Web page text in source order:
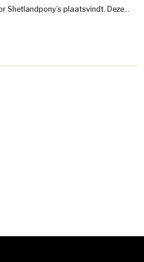
Shetlandpony’s plaatsvindt. Deze...